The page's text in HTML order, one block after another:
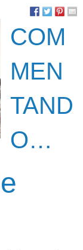
COM
MEN
TAND
O…